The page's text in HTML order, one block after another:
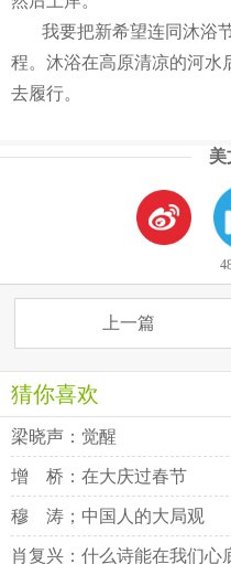
我要把新希望连同沐浴
程。沐浴在高原清凉的河水
去履行。
美
上一篇
猜你喜欢
梁晓声：觉醒
增 桥：在大庆过春节
穆 涛；中国人的大局观
肖复兴：什么诗能在我们心